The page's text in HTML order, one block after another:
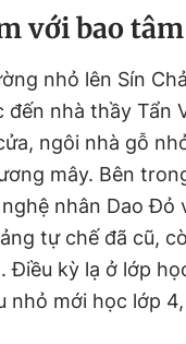
với bao
nhỏ lên Sín
nhà thầy Tẩn
ngôi nhà gỗ
mây. Bên
nhân Dao
tự chế đã cũ,
Điều kỳ lạ ở lớp
nhỏ mới học lớp